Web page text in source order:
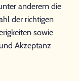
anderem die
der richtigen
sowie
Akzeptanz